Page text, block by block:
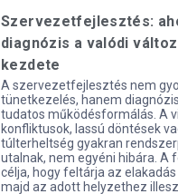
Szervezetfejlesztés:
diagnózis a valódi
kezdete
A szervezetfejlesztés nem
tünetkezelés, hanem
tudatos működésformálás. A
konfliktusok, lassú döntések
túlterheltség gyakran
utalnak, nem egyéni hibára. A
célja, hogy feltárja az
majd az adott helyzethez